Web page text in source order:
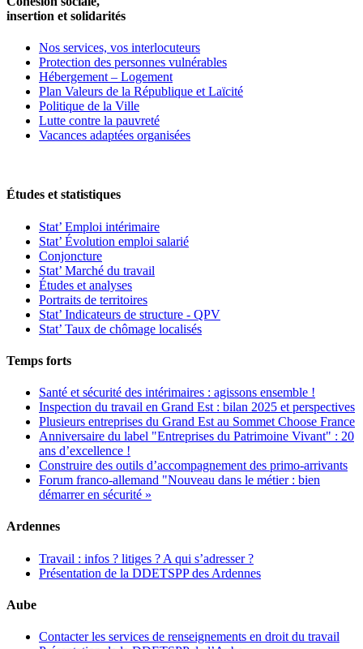
insertion et solidarités
Nos services, vos interlocuteurs
Protection des personnes vulnérables
Hébergement – Logement
Plan Valeurs de la République et Laïcité
Politique de la Ville
Lutte contre la pauvreté
Vacances adaptées organisées
Études et statistiques
Stat’ Emploi intérimaire
Stat’ Évolution emploi salarié
Conjoncture
Stat’ Marché du travail
Études et analyses
Portraits de territoires
Stat’ Indicateurs de structure - QPV
Stat’ Taux de chômage localisés
Temps forts
Santé et sécurité des intérimaires : agissons ensemble !
Inspection du travail en Grand Est : bilan 2025 et perspectives
Plusieurs entreprises du Grand Est au Sommet Choose France
Anniversaire du label "Entreprises du Patrimoine Vivant" : 20
ans d’excellence !
Construire des outils d’accompagnement des primo-arrivants
Forum franco-allemand "Nouveau dans le métier : bien
démarrer en sécurité »
Ardennes
Travail : infos ? litiges ? A qui s’adresser ?
Présentation de la DDETSPP des Ardennes
Aube
Contacter les services de renseignements en droit du travail